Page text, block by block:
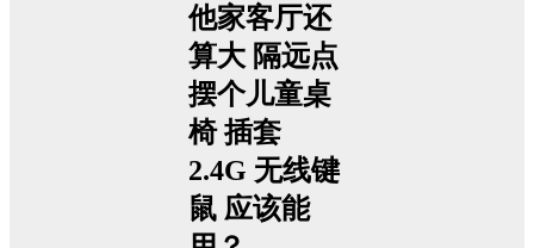
他家客厅还
算大 隔远点
摆个儿童桌
椅 插套
2.4G 无线键
鼠 应该能